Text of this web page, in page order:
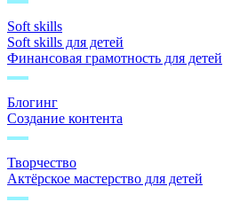
Soft skills
Soft skills для детей
Финансовая грамотность для детей
Блогинг
Создание контента
Творчество
Актёрское мастерство для детей